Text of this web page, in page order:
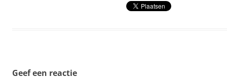
Geef een reactie